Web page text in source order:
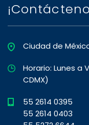
Ciudad de
Horario: Lunes a
CDMX)
55 2614 0395
55 2614 0403